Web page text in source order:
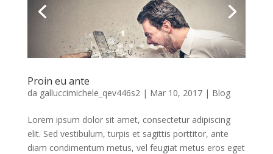
Proin eu ante
da galluccimichele_qev446s2| Mar 10, 2017| Blog
Lorem ipsum dolor sit amet, consectetur adipiscing
elit. Sed vestibulum, turpis et sagittis porttitor, ante
diam condimentum metus, vel feugiat metus eros eget